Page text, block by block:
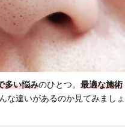
多い悩みのひとつ。 最適な施術
な違いがあるのか見てみましょ